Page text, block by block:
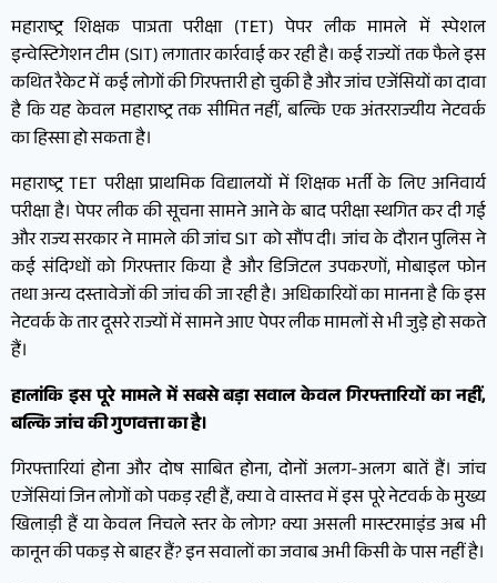
महाराष्ट्र शिक्षक पात्रता परीक्षा (TET) पेपर लीक मामले में स्पेशल
इन्वेस्टिगेशन टीम (SIT) लगातार कार्रवाई कर रही है। कई राज्यों तक फैले इस
कथित रैकेट में कई लोगों की गिरफ्तारी हो चुकी है और जांच एजेंसियों का दावा
है कि यह केवल महाराष्ट्र तक सीमित नहीं, बल्कि एक अंतरराज्यीय नेटवर्क
का हिस्सा हो सकता है।
महाराष्ट्र TET परीक्षा प्राथमिक विद्यालयों में शिक्षक भर्ती के लिए अनिवार्य
परीक्षा है। पेपर लीक की सूचना सामने आने के बाद परीक्षा स्थगित कर दी गई
और राज्य सरकार ने मामले की जांच SIT को सौंप दी। जांच के दौरान पुलिस ने
कई संदिग्धों को गिरफ्तार किया है और डिजिटल उपकरणों, मोबाइल फोन
तथा अन्य दस्तावेजों की जांच की जा रही है। अधिकारियों का मानना है कि इस
नेटवर्क के तार दूसरे राज्यों में सामने आए पेपर लीक मामलों से भी जुड़े हो सकते
हैं।
हालांकि इस पूरे मामले में सबसे बड़ा सवाल केवल गिरफ्तारियों का नहीं,
बल्कि जांच की गुणवत्ता का है।
गिरफ्तारियां होना और दोष साबित होना, दोनों अलग-अलग बातें हैं। जांच
एजेंसियां जिन लोगों को पकड़ रही हैं, क्या वे वास्तव में इस पूरे नेटवर्क के मुख्य
खिलाड़ी हैं या केवल निचले स्तर के लोग? क्या असली मास्टरमाइंड अब भी
कानून की पकड़ से बाहर हैं? इन सवालों का जवाब अभी किसी के पास नहीं है।